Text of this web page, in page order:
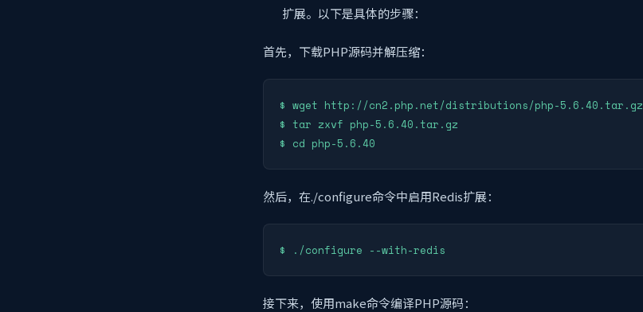
扩展。以下是具体的步骤：
首先，下载PHP源码并解压缩：
$ wget http://cn2.php.net/distributions/php-5.6.40.tar.gz
$ tar zxvf php-5.6.40.tar.gz
$ cd php-5.6.40
然后，在./configure命令中启用Redis扩展：
$ ./configure --with-redis
接下来，使用make命令编译PHP源码：